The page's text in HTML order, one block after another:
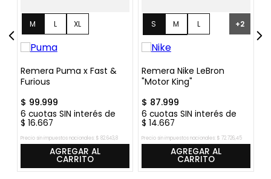
L
M XL
Remera Puma x Fast &
Furious
$ 99.999
6 cuotas SIN interés de
$ 16.667
Precio sin impuestos nacionales: $ 82.643,8
AGREGAR AL
CARRITO
S L
M
XL XXL
+2
Remera Nike LeBron
"Motor King"
$ 87.999
6 cuotas SIN interés de
$ 14.667
Precio sin impuestos nacionales: $ 72.726,45
AGREGAR AL
CARRITO